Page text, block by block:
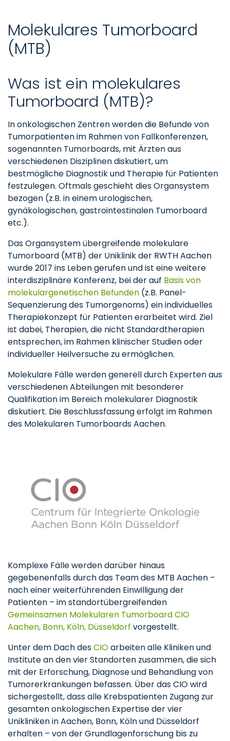
Molekulares Tumorboard
(MTB)
Was ist ein molekulares
Tumorboard (MTB)?
In onkologischen Zentren werden die Befunde von
Tumorpatienten im Rahmen von Fallkonferenzen,
sogenannten Tumorboards, mit Ärzten aus
verschiedenen Disziplinen diskutiert, um
bestmögliche Diagnostik und Therapie für Patienten
festzulegen. Oftmals geschieht dies Organsystem
bezogen (z.B. in einem urologischen,
gynäkologischen, gastrointestinalen Tumorboard
etc.).
Das Organsystem übergreifende molekulare
Tumorboard (MTB) der Uniklinik der RWTH Aachen
wurde 2017 ins Leben gerufen und ist eine weitere
interdisziplinäre Konferenz, bei der auf Basis von
molekulargenetischen Befunden (z.B. Panel-
Sequenzierung des Tumorgenoms) ein individuelles
Therapiekonzept für Patienten erarbeitet wird. Ziel
ist dabei, Therapien, die nicht Standardtherapien
entsprechen, im Rahmen klinischer Studien oder
individueller Heilversuche zu ermöglichen.
Molekulare Fälle werden generell durch Experten aus
verschiedenen Abteilungen mit besonderer
Qualifikation im Bereich molekularer Diagnostik
diskutiert. Die Beschlussfassung erfolgt im Rahmen
des Molekularen Tumorboards Aachen.
Komplexe Fälle werden darüber hinaus
gegebenenfalls durch das Team des MTB Aachen –
nach einer weiterführenden Einwilligung der
Patienten – im standortübergreifenden
Gemeinsamen Molekularen Tumorboard CIO
Aachen, Bonn, Köln, Düsseldorf vorgestellt.
Unter dem Dach desCIOarbeiten alle Kliniken und
Institute an den vier Standorten zusammen, die sich
mit der Erforschung, Diagnose und Behandlung von
Tumorerkrankungen befassen. Über das CIO wird
sichergestellt, dass alle Krebspatienten Zugang zur
gesamten onkologischen Expertise der vier
Unikliniken in Aachen, Bonn, Köln und Düsseldorf
erhalten – von der Grundlagenforschung bis zu